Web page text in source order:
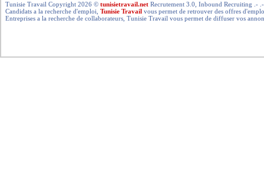
Tunisie Travail Copyright 2026 ©tunisietravail.net Recrutement 3.0, Inbound Recruiting .-
Candidats a la recherche d'emploi,Tunisie Travail vous permet de retrouver des offres
Entreprises a la recherche de collaborateurs, Tunisie Travail vous permet de diffuser vos